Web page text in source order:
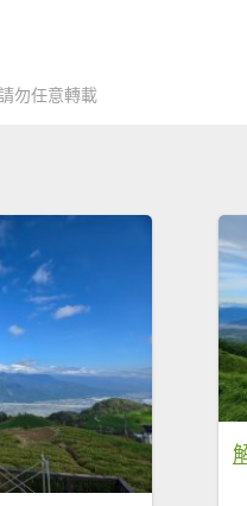
勿任意轉載